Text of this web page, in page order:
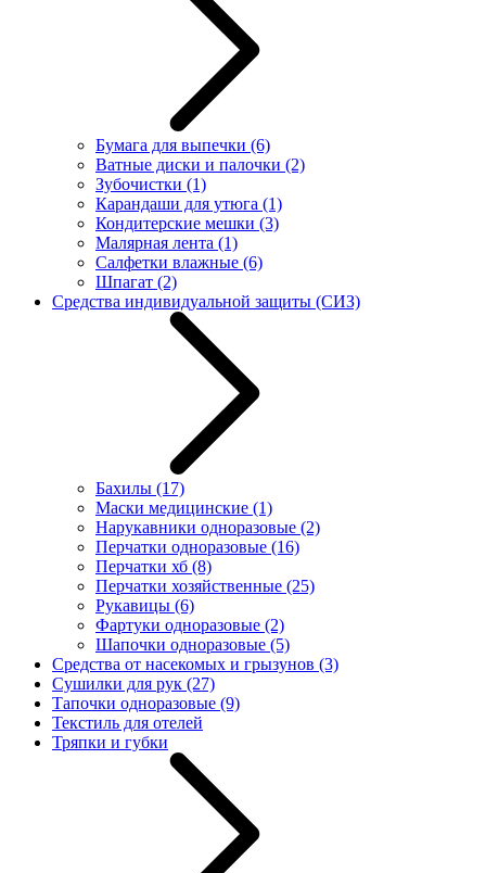
Бумага для выпечки (6)
Ватные диски и палочки (2)
Зубочистки (1)
Карандаши для утюга (1)
Кондитерские мешки (3)
Малярная лента (1)
Салфетки влажные (6)
Шпагат (2)
Средства индивидуальной защиты (СИЗ)
Бахилы (17)
Маски медицинские (1)
Нарукавники одноразовые (2)
Перчатки одноразовые (16)
Перчатки хб (8)
Перчатки хозяйственные (25)
Рукавицы (6)
Фартуки одноразовые (2)
Шапочки одноразовые (5)
Средства от насекомых и грызунов (3)
Сушилки для рук (27)
Тапочки одноразовые (9)
Текстиль для отелей
Тряпки и губки